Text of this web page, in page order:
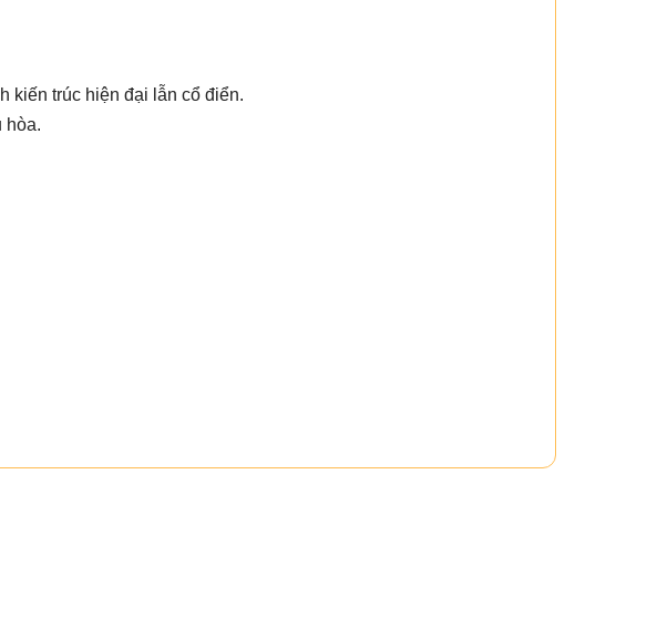
kiến trúc hiện đại lẫn cổ điển.
hòa.